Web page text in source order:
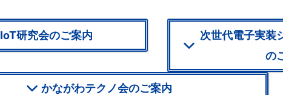
IoT研究会のご案内
次世代電子実装
の
かながわテクノ会のご案内